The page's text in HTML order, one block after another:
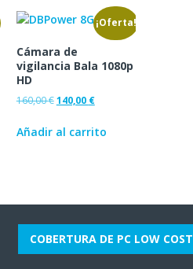
¡Oferta!
Cámara de
vigilancia Bala 1080p
HD
160,00€140,00 €
Añadir al carrito
COBERTURA DE PC LOW COST